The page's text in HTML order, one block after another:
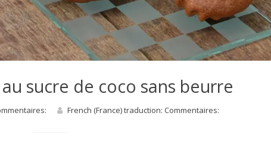
sucre de coco sans beurre
French (France) traduction: Commentaires: